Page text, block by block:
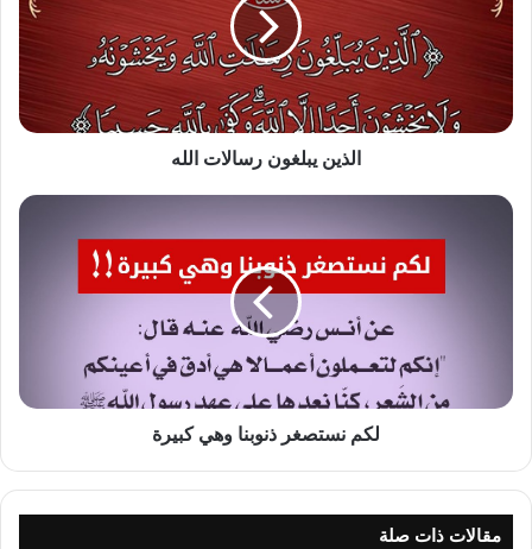
الله
الذين يبلغون رسالات الله
لكم
لكم نستصغر ذنوبنا وهي كبيرة
مقالات ذات صلة